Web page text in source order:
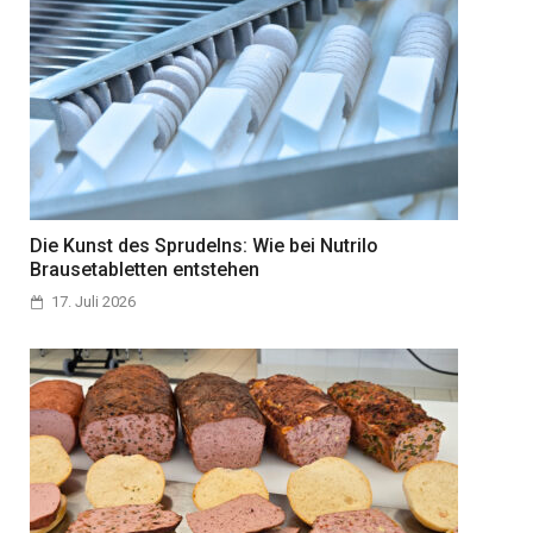
Die Kunst des Sprudelns: Wie bei Nutrilo
Brausetabletten entstehen
17. Juli 2026